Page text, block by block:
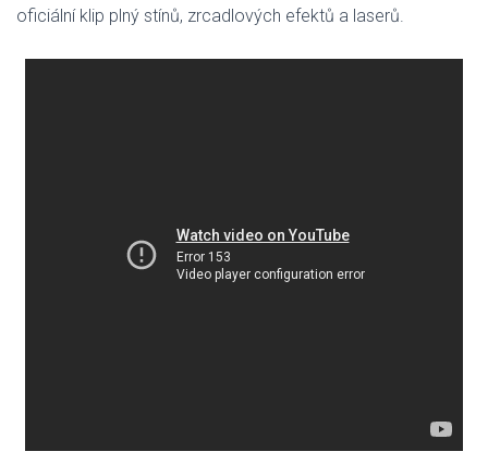
oficiální klip plný stínů, zrcadlových efektů a laserů.